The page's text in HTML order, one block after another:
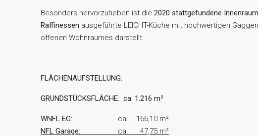
Besonders hervorzuheben ist die 2020 stattgefundene
Raffinessen ausgeführte LEICHT-Küche mit hochwertigen
offenen Wohnraumes darstellt.
FLÄCHENAUFSTELLUNG:
GRUNDSTÜCKSFLÄCHE: ca. 1.216 m²
WNFL EG:
ca. 166,10 m²
NFL Garage: ca. 47,75 m²